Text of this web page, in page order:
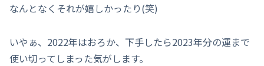
なんとなくそれが嬉しかったり(笑)
いやぁ、2022年はおろか、下手したら2023年分の運まで
使い切ってしまった気がします。